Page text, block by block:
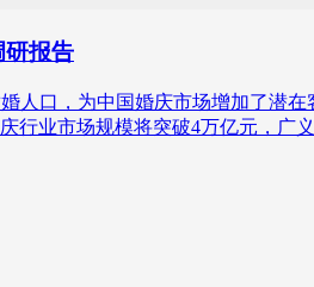
研报告
人口，为中国婚庆市场增加了潜
业市场规模将突破4万亿元，广